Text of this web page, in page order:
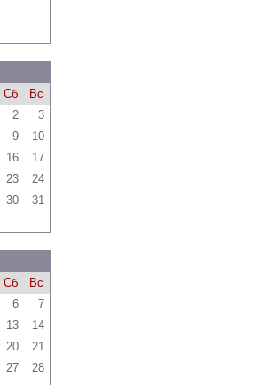
Сб
Вс
2
3
9
10
16
17
23
24
30 31
Сб
Вс
6
7
13
14
20
21
27
28